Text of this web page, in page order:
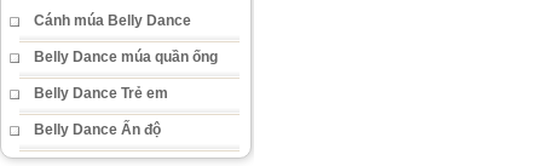
Cánh múa Belly Dance
Belly Dance múa quần ống
Belly Dance Trẻ em
Belly Dance Ấn độ